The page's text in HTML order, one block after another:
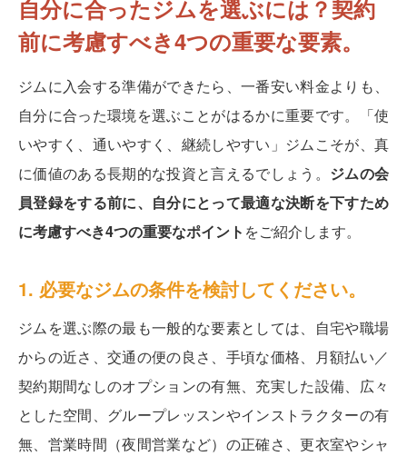
自分に合ったジムを選ぶには？契約
前に考慮すべき4つの重要な要素。
ジムに入会する準備ができたら、一番安い料金よりも、
自分に合った環境を選ぶことがはるかに重要です。「使
いやすく、通いやすく、継続しやすい」ジムこそが、真
に価値のある長期的な投資と言えるでしょう。 ジムの会
員登録をする前に、自分にとって最適な決断を下すため
に考慮すべき4つの重要なポイント をご紹介します。
1. 必要なジムの条件を検討してください。
ジムを選ぶ際の最も一般的な要素としては、自宅や職場
からの近さ、交通の便の良さ、手頃な価格、月額払い／
契約期間なしのオプションの有無、充実した設備、広々
とした空間、グループレッスンやインストラクターの有
無、営業時間（夜間営業など）の正確さ、更衣室やシャ